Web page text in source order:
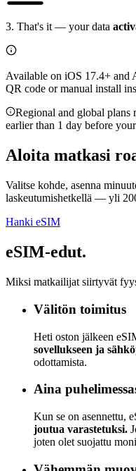
3. That's it — your data
Available on iOS 17.4+ and
QR code or manual install
Regional and global
earlier than 1 day before
Aloita matkasi
Valitse kohde, asenna
laskeutumishetkellä — yli
Hanki eSIM
eSIM-edut.
Miksi matkailijat siirtyvät
Välitön toimitus
Heti oston jälkeen
sovellukseen ja
odottamista.
Aina
Kun se on asennettu,
joutua varastetuksi.
joten olet suojattu